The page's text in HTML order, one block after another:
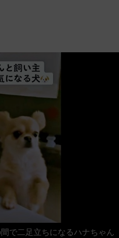
で二足立ちになるハナちゃん